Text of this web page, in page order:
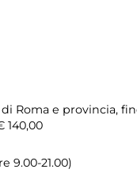
Roma e provincia,
140,00
9.00-21.00)